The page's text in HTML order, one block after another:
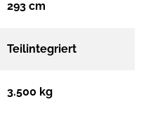
293 cm
Teilintegriert
3.500 kg